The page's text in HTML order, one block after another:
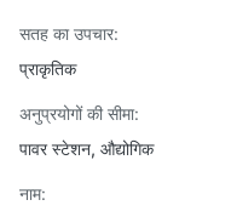
सतह का उपचार:
प्राकृतिक
अनुप्रयोगों की सीमा:
पावर स्टेशन, औद्योगिक
नाम: